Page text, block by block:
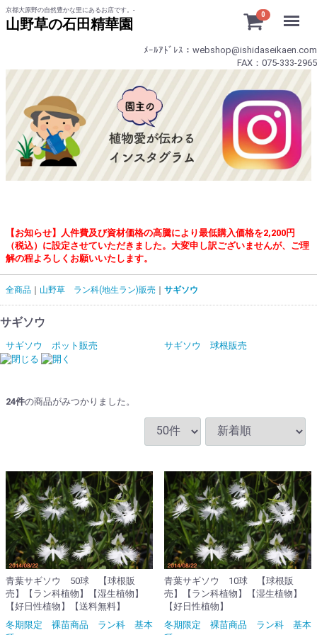
京都大原野の自然豊かな里にあるお店です。-
山野草の石田精華園
0
ﾒｰﾙｱﾄﾞﾚｽ：webshop@ishidaseikaen.com
FAX：075-333-2965
【お知らせ】人件費及び資材価格の高騰により最低購入価格を2,200円
（税込）に設定させていただきました。大変申し訳ございませんが、ご理
解の程よろしくお願いいたします。
全商品 山野草 ラン科(地生ラン)販売 サギソウ
サギソウ
サギソウ ポット販売 サギソウ 球根販売
24件の商品がみつかりました。
青葉サギソウ 50球 【球根販
売】【ラン科植物】【湿生植物】
【好日性植物】【送料無料】
冬期限定 裸苗商品 ラン科 基本
青葉サギソウ 10球 【球根販
売】【ラン科植物】【湿生植物】
【好日性植物】
冬期限定 裸苗商品 ラン科 基本